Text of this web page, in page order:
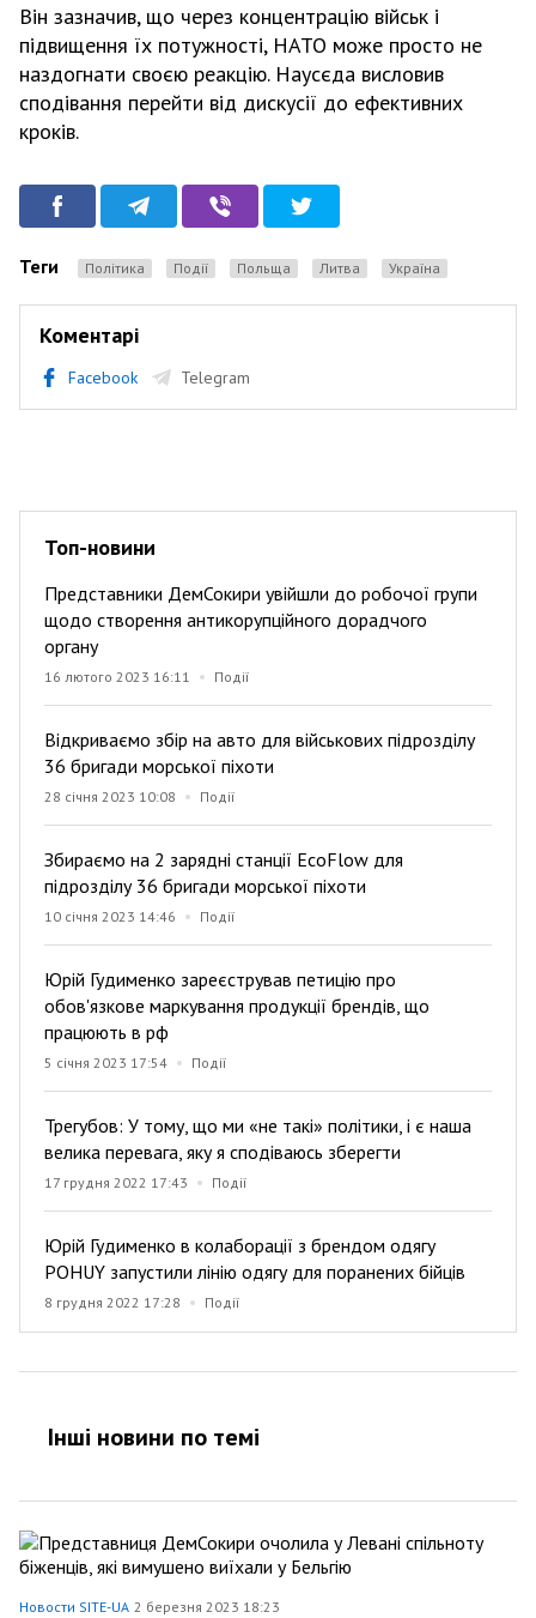
Він зазначив, що через концентрацію військ і
підвищення їх потужності, НАТО може просто не
наздогнати своєю реакцію. Наусєда висловив
сподівання перейти від дискусії до ефективних
кроків.
Теги Політика Події Польща Литва Україна
Коментарі
Facebook Telegram
Топ-новини
Представники ДемСокири увійшли до робочої групи
щодо створення антикорупційного дорадчого
органу
16 лютого 2023 16:11 Події
Відкриваємо збір на авто для військових підрозділу
36 бригади морської піхоти
28 січня 2023 10:08 Події
Збираємо на 2 зарядні станції EcoFlow для
підрозділу 36 бригади морської піхоти
10 січня 2023 14:46 Події
Юрій Гудименко зареєстрував петицію про
обов'язкове маркування продукції брендів, що
працюють в рф
5 січня 2023 17:54 Події
Трегубов: У тому, що ми «не такі» політики, і є наша
велика перевага, яку я сподіваюсь зберегти
17 грудня 2022 17:43 Події
Юрій Гудименко в колаборації з брендом одягу
POHUY запустили лінію одягу для поранених бійців
8 грудня 2022 17:28 Події
Інші новини по темi
Новости SITE-UA 2 березня 2023 18:23